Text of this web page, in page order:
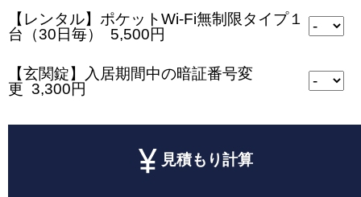
【レンタル】ポケットWi-Fi無制限タイプ１
台（30日毎） 5,500円
【玄関錠】入居期間中の暗証番号変
更 3,300円
見積もり計算